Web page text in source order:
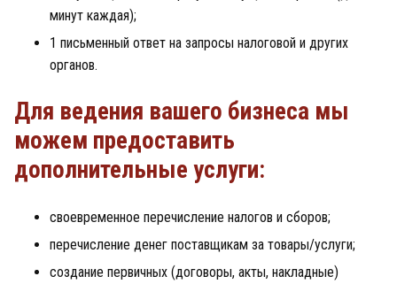
минут каждая);
1 письменный ответ на запросы налоговой и других
органов.
Для ведения вашего бизнеса мы
можем предоставить
дополнительные услуги:
своевременное перечисление налогов и сборов;
перечисление денег поставщикам за товары/услуги;
создание первичных (договоры, акты, накладные)